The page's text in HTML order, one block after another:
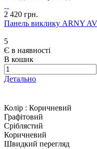
2 420 грн.
Панель виклику ARNY
5
Є в наявності
В кошик
Детально
Колір : Коричневий
Графітовий
Сріблястий
Коричневий
Швидкий перегляд